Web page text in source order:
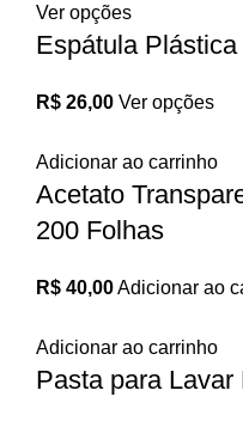
Ver opções
Espátula Plástica
R$ 26,00 Ver opções
Adicionar ao carrinho
Acetato
200 Folhas
R$ 40,00Adicionar ao
Adicionar ao carrinho
Pasta para Lavar